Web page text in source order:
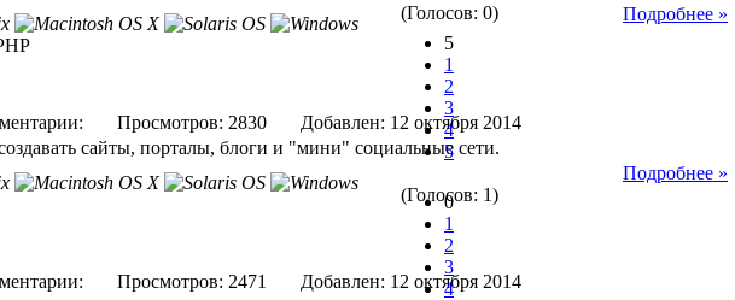
(Голосов: 0)
5
1
2
3
4
5
(Голосов: 1)
Подробнее »
Просмотров: 2830
Добавлен: 12 октября 2014
сайты, порталы, блоги и "мини" социальные сети.
0
1
2
3
4
Подробнее »
Просмотров: 2471
Добавлен: 12 октября 2014